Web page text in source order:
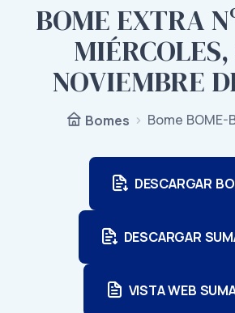
BOME EXTRA
NOVIEMBRE
Bomes Bome BOME-
DESCARGAR
DESCARGAR
VISTA WEB